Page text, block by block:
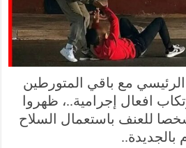
مع باقي المتورطين
افعال إجرامية..، ظهروا
للعنف باستعمال السلاح
بالجديدة..